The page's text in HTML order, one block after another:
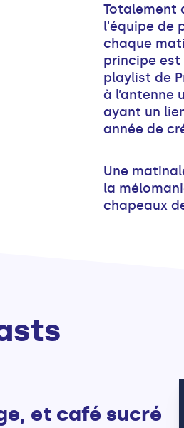
Totalement
l'équipe de
chaque
principe est
playlist de
à l’antenne
ayant un
année de
Une
la
chapeaux
et café sucré